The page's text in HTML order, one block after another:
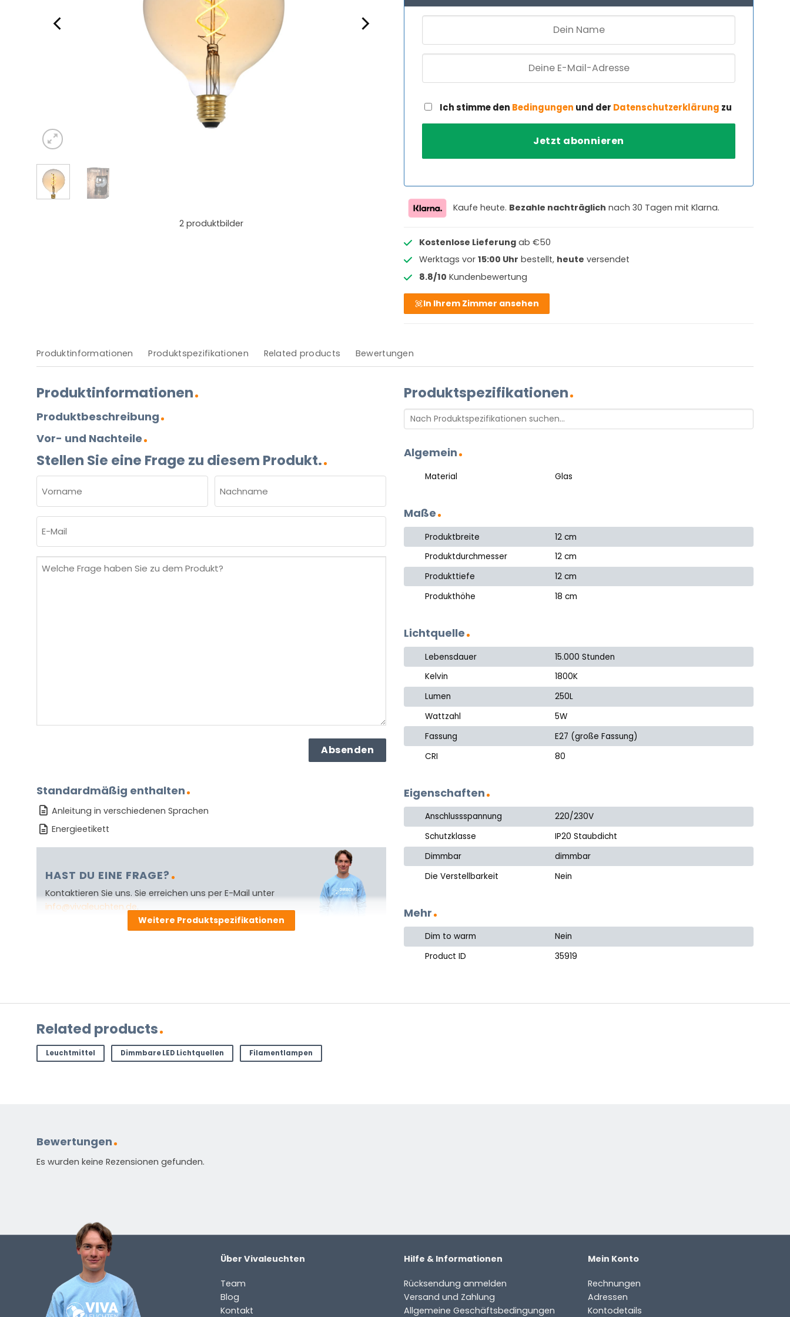
2 produktbilder
Ich stimme den Bedingungen und der Datenschutzerklärung zu
Kaufe heute. Bezahle nachträglich nach 30 Tagen mit Klarna.
Kostenlose Lieferungab €50
Werktags vor 15:00 Uhr bestellt, heute versendet
8.8/10 Kundenbewertung
In Ihrem Zimmer ansehen
Produktinformationen Produktspezifikationen Related products Bewertungen
Produktinformationen
Produktbeschreibung
Vor- und Nachteile
Stellen Sie eine Frage zu diesem Produkt.
(ERFORDERLICH)
Vorname Nachname
Mail
Welche
Standardmäßig enthalten
Anleitung in verschiedenen Sprachen
Energieetikett
HAST DU EINE FRAGE?
Kontaktieren Sie uns. Sie erreichen uns per E-Mail unter
info@vivaleuchten.de
Weitere Produktspezifikationen
Produktspezifikationen
Algemein
Material Glas
Maße
Produktbreite
12 cm
Produktdurchmesser
12 cm
Produkttiefe
12 cm
Produkthöhe
18 cm
Lichtquelle
Lebensdauer
15.000 Stunden
Kelvin
1800K
Lumen
250L
Wattzahl
5W
Fassung
E27 (große Fassung)
CRI
80
Eigenschaften
Anschlussspannung
220/230V
Schutzklasse
IP20 Staubdicht
Dimmbar
dimmbar
Die Verstellbarkeit
Nein
Mehr
Dim to warm
Nein
Product ID
35919
Related products
Leuchtmittel Dimmbare LED Lichtquellen Filamentlampen
Bewertungen
Es wurden keine Rezensionen gefunden.
Über Vivaleuchten
Team
Blog
Kontakt
Hilfe & Informationen
Rücksendung anmelden
Versand und Zahlung
Allgemeine Geschäftsbedingungen
Mein Konto
Rechnungen
Adressen
Kontodetails